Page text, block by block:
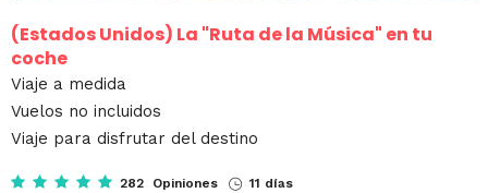
(Estados Unidos) La "Ruta de la Música" en tu
coche
Viaje a medida
Vuelos no incluidos
Viaje para disfrutar del destino
282 Opiniones 11 días